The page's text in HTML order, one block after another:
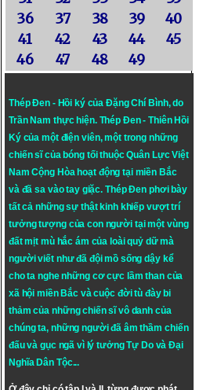
36
37 38 39
40
41
42 43 44
45
46
47 48 49
Thép Đen - Hồi ký của Đặng Chí Bình, do
Trần Nam thực hiện. Thép Đen- Thiên Hồi
Ký của một điện viên, một trong những
chiến sĩ của bóng tối thuộc Quân Lực Việt
Nam Cộng Hòa hoạt động tại miền Bắc
và đã sa vào tay giặc. Thép Đen phơi bày
tất cả những sự thật kinh khiếp vượt trí
tưởng tượng của con người tại một vùng
đất mịt mù hắc ám của loài quỷ dữ mà
người viết như đã đội mồ sống dậy kể
cho ta nghe những cơ cực lầm than của
xã hội miền Bắc và cuộc đời tù đày bi
thảm của những chiến sĩ vô danh của
chúng ta, những người đã âm thầm chiến
đấu và gục ngã vì lý tưởngTự DovàĐại
Nghĩa Dân Tộc...